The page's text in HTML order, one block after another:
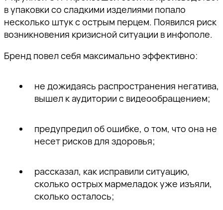
в упаковки со сладкими изделиями попало
несколько штук с острым перцем. Появился риск
возникновения кризисной ситуации в инфополе.
Бренд повел себя максимально эффективно:
не дожидаясь распространения негатива,
вышел к аудитории с видеообращением;
предупредил об ошибке, о том, что она не
несет рисков для здоровья;
рассказал, как исправили ситуацию,
сколько острых мармеладок уже изъяли,
сколько осталось;